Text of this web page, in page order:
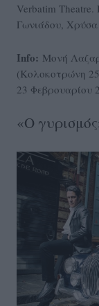
Verbatim
Γωνιάδου, Χρύσα
Info: Μονή
(Κολοκοτρώνη
23 Φεβρουαρίου
«Ο